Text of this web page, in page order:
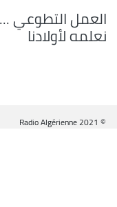
العمل التطوعي
نعلمه لأولادنا
© Radio Algérienne 2021